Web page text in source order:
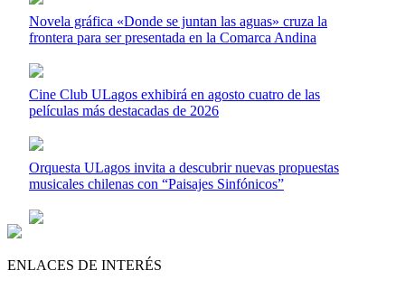
Novela gráfica «Donde se juntan las aguas» cruza la
frontera para ser presentada en la Comarca Andina
Cine Club ULagos exhibirá en agosto cuatro de las
películas más destacadas de 2026
Orquesta ULagos invita a descubrir nuevas propuestas
musicales chilenas con “Paisajes Sinfónicos”
ENLACES DE INTERÉS